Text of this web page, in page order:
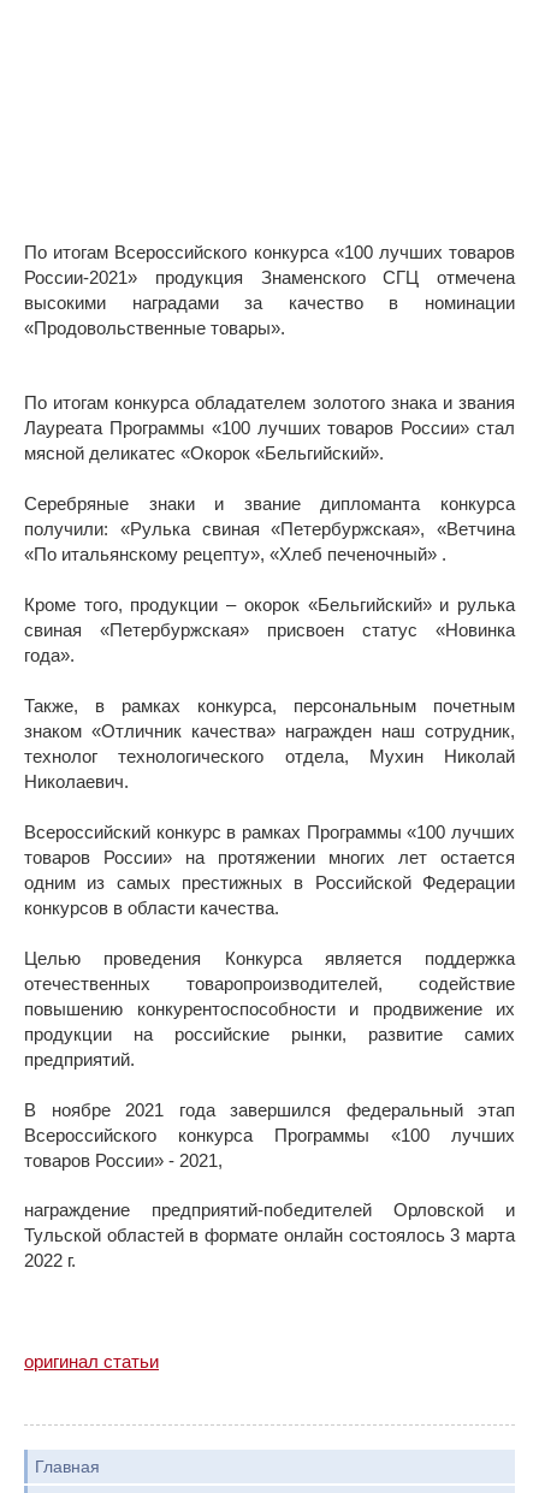
По итогам Всероссийского конкурса «100 лучших товаров
России-2021» продукция Знаменского СГЦ отмечена
высокими наградами за качество в номинации
«Продовольственные товары».
По итогам конкурса обладателем золотого знака и звания
Лауреата Программы «100 лучших товаров России» стал
мясной деликатес «Окорок «Бельгийский».
Серебряные знаки и звание дипломанта конкурса
получили: «Рулька свиная «Петербуржская», «Ветчина
«По итальянскому рецепту», «Хлеб печеночный» .
Кроме того, продукции – окорок «Бельгийский» и рулька
свиная «Петербуржская» присвоен статус «Новинка
года».
Также, в рамках конкурса, персональным почетным
знаком «Отличник качества» награжден наш сотрудник,
технолог технологического отдела, Мухин Николай
Николаевич.
Всероссийский конкурс в рамках Программы «100 лучших
товаров России» на протяжении многих лет остается
одним из самых престижных в Российской Федерации
конкурсов в области качества.
Целью проведения Конкурса является поддержка
отечественных товаропроизводителей, содействие
повышению конкурентоспособности и продвижение их
продукции на российские рынки, развитие самих
предприятий.
В ноябре 2021 года завершился федеральный этап
Всероссийского конкурса Программы «100 лучших
товаров России» - 2021,
награждение предприятий-победителей Орловской и
Тульской областей в формате онлайн состоялось 3 марта
2022 г.
оригинал статьи
Главная